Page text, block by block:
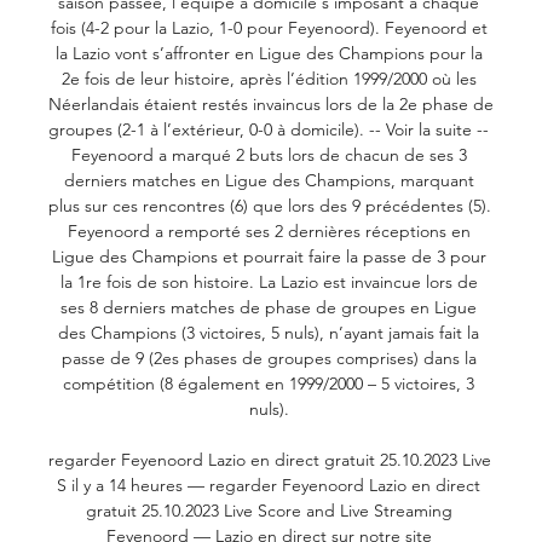
fois (4-2 pour la Lazio, 1-0 pour Feyenoord). Feyenoord et
la Lazio vont s’affronter en Ligue des Champions pour la
2e fois de leur histoire, après l’édition 1999/2000 où les
Néerlandais étaient restés invaincus lors de la 2e phase de
groupes (2-1 à l’extérieur, 0-0 à domicile). -- Voir la suite --
Feyenoord a marqué 2 buts lors de chacun de ses 3
derniers matches en Ligue des Champions, marquant
plus sur ces rencontres (6) que lors des 9 précédentes (5).
Feyenoord a remporté ses 2 dernières réceptions en
Ligue des Champions et pourrait faire la passe de 3 pour
la 1re fois de son histoire. La Lazio est invaincue lors de
ses 8 derniers matches de phase de groupes en Ligue
des Champions (3 victoires, 5 nuls), n’ayant jamais fait la
passe de 9 (2es phases de groupes comprises) dans la
compétition (8 également en 1999/2000 – 5 victoires, 3
nuls).
regarder Feyenoord Lazio en direct gratuit 25.10.2023 Live
S il y a 14 heures — regarder Feyenoord Lazio en direct
gratuit 25.10.2023 Live Score and Live Streaming
Feyenoord — Lazio en direct sur notre site